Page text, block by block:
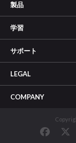
製品
学習
サポート
LEGAL
COMPANY